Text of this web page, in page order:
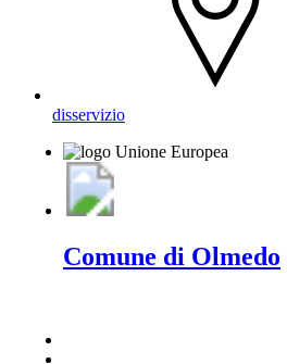
disservizio
Comune di Olmedo